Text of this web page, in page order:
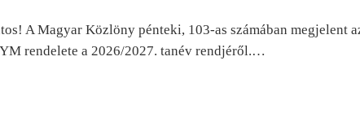
A Magyar Közlöny pénteki, 103-as számában megjelent
rendelete a 2026/2027. tanév rendjéről.…